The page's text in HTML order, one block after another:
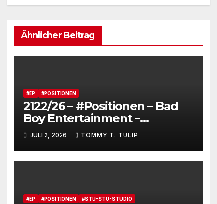
Ähnlicher Beitrag
#EP #POSITIONEN
2122/26 – #Positionen – Bad
Boy Entertainment –
Fensterstürze, ungeheurer
Reichtum,
dienstverpflichtete
Claqueure und soziale
JULI 2, 2026 TOMMY T. TULIP
#EP #POSITIONEN #STU-STU-STUDIO